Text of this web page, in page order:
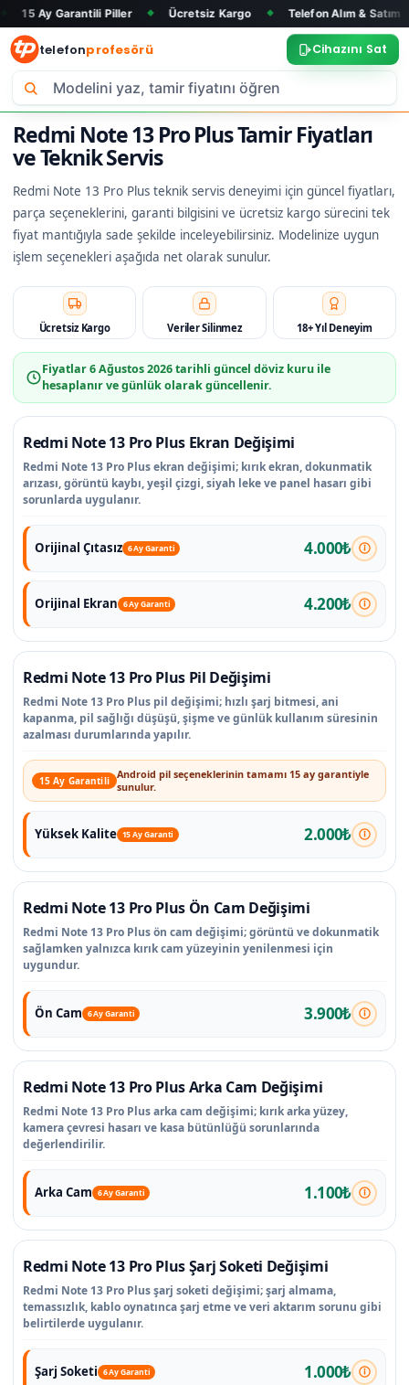
Piller ◆ Ücretsiz Kargo ◆ Telefon Alım & Satım ◆ Tüm
telefonprofesörü Cihazını Sat
Redmi Note 13 Pro Plus Tamir Fiyatları
ve Teknik Servis
Redmi Note 13 Pro Plus teknik servis deneyimi için güncel fiyatları,
parça seçeneklerini, garanti bilgisini ve ücretsiz kargo sürecini tek
fiyat mantığıyla sade şekilde inceleyebilirsiniz. Modelinize uygun
işlem seçenekleri aşağıda net olarak sunulur.
Ücretsiz Kargo Veriler Silinmez 18+ Yıl Deneyim
Fiyatlar6 Ağustos 2026tarihli güncel döviz kuru ile
hesaplanır ve günlük olarak güncellenir.
Redmi Note 13 Pro Plus Ekran Değişimi
Redmi Note 13 Pro Plus ekran değişimi; kırık ekran, dokunmatik
arızası, görüntü kaybı, yeşil çizgi, siyah leke ve panel hasarı gibi
sorunlarda uygulanır.
Orijinal Çıtasız 6 Ay Garanti 4.000₺
Orijinal Ekran 6 Ay Garanti 4.200₺
Redmi Note 13 Pro Plus Pil Değişimi
Redmi Note 13 Pro Plus pil değişimi; hızlı şarj bitmesi, ani
kapanma, pil sağlığı düşüşü, şişme ve günlük kullanım süresinin
azalması durumlarında yapılır.
15 Ay Garantili Android pil seçeneklerinin tamamı 15 ay garantiyle
sunulur.
Yüksek Kalite 15 Ay Garanti 2.000₺
Redmi Note 13 Pro Plus Ön Cam Değişimi
Redmi Note 13 Pro Plus ön cam değişimi; görüntü ve dokunmatik
sağlamken yalnızca kırık cam yüzeyinin yenilenmesi için
uygundur.
Ön Cam 6 Ay Garanti 3.900₺
Redmi Note 13 Pro Plus Arka Cam Değişimi
Redmi Note 13 Pro Plus arka cam değişimi; kırık arka yüzey,
kamera çevresi hasarı ve kasa bütünlüğü sorunlarında
değerlendirilir.
Arka Cam 6 Ay Garanti 1.100₺
Redmi Note 13 Pro Plus Şarj Soketi Değişimi
Redmi Note 13 Pro Plus şarj soketi değişimi; şarj almama,
temassızlık, kablo oynatınca şarj etme ve veri aktarım sorunu gibi
belirtilerde uygulanır.
Şarj Soketi 6 Ay Garanti 1.000₺